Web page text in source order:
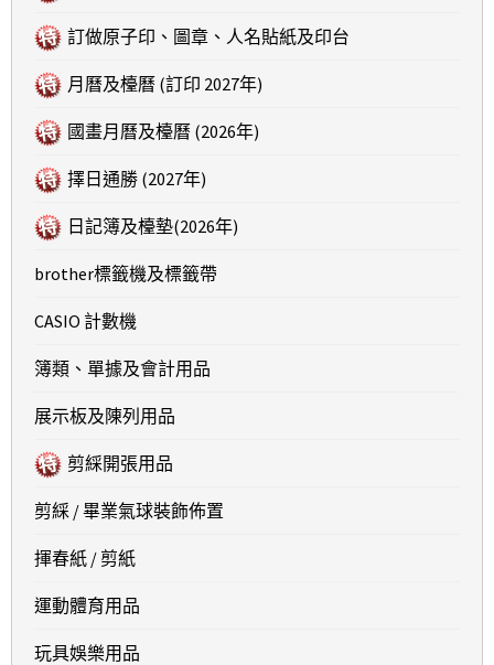
訂做原子印、圖章、人名貼紙及印台
月曆及檯曆 (訂印 2027年)
國畫月曆及檯曆 (2026年)
擇日通勝 (2027年)
日記簿及檯墊(2026年)
brother標籤機及標籤帶
CASIO 計數機
簿類、單據及會計用品
展示板及陳列用品
剪綵開張用品
剪綵 / 畢業氣球裝飾佈置
揮春紙 / 剪紙
運動體育用品
玩具娛樂用品